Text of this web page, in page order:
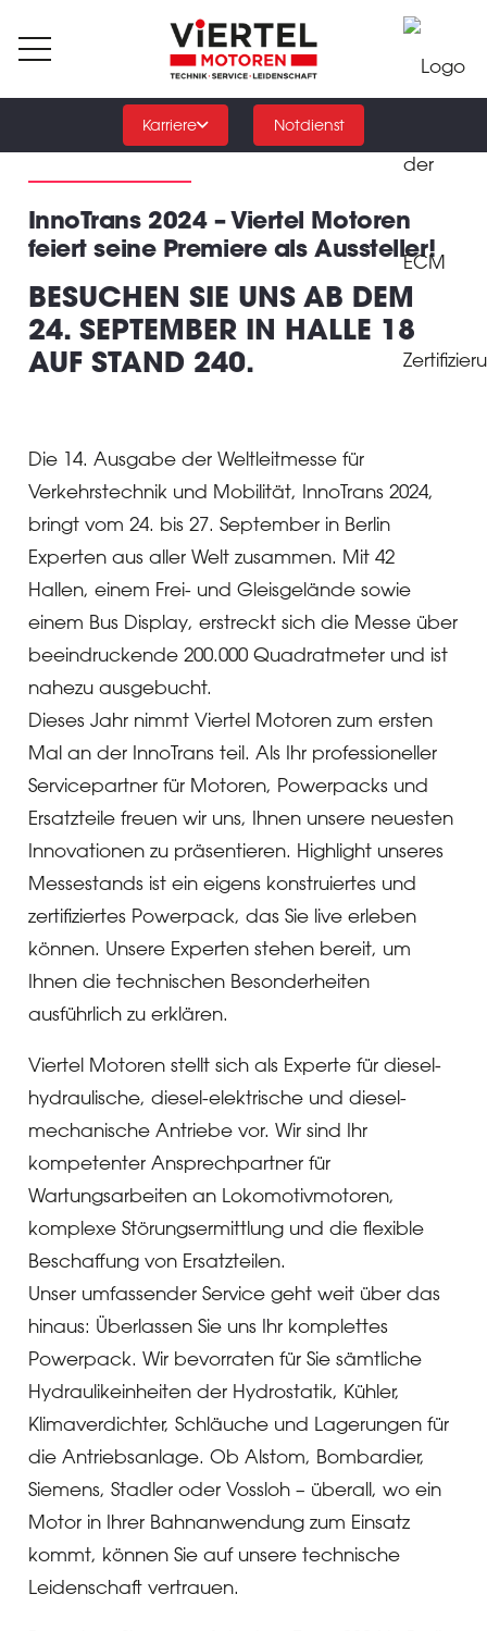
Karriere Notdienst
InnoTrans 2024 – Viertel Motoren
feiert seine Premiere als Aussteller!
BESUCHEN SIE UNS AB DEM
24. SEPTEMBER IN HALLE 18
AUF STAND 240.
Die 14. Ausgabe der Weltleitmesse für
Verkehrstechnik und Mobilität, InnoTrans 2024,
bringt vom 24. bis 27. September in Berlin
Experten aus aller Welt zusammen. Mit 42
Hallen, einem Frei- und Gleisgelände sowie
einem Bus Display, erstreckt sich die Messe über
beeindruckende 200.000 Quadratmeter und ist
nahezu ausgebucht.
Dieses Jahr nimmt Viertel Motoren zum ersten
Mal an der InnoTrans teil. Als Ihr professioneller
Servicepartner für Motoren, Powerpacks und
Ersatzteile freuen wir uns, Ihnen unsere neuesten
Innovationen zu präsentieren. Highlight unseres
Messestands ist ein eigens konstruiertes und
zertifiziertes Powerpack, das Sie live erleben
können. Unsere Experten stehen bereit, um
Ihnen die technischen Besonderheiten
ausführlich zu erklären.
Viertel Motoren stellt sich als Experte für diesel-
hydraulische, diesel-elektrische und diesel-
mechanische Antriebe vor. Wir sind Ihr
kompetenter Ansprechpartner für
Wartungsarbeiten an Lokomotivmotoren,
komplexe Störungsermittlung und die flexible
Beschaffung von Ersatzteilen.
Unser umfassender Service geht weit über das
hinaus: Überlassen Sie uns Ihr komplettes
Powerpack. Wir bevorraten für Sie sämtliche
Hydraulikeinheiten der Hydrostatik, Kühler,
Klimaverdichter, Schläuche und Lagerungen für
die Antriebsanlage. Ob Alstom, Bombardier,
Siemens, Stadler oder Vossloh – überall, wo ein
Motor in Ihrer Bahnanwendung zum Einsatz
kommt, können Sie auf unsere technische
Leidenschaft vertrauen.